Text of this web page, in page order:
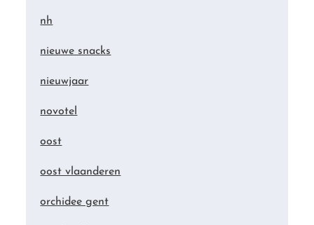
nh
nieuwe snacks
nieuwjaar
novotel
oost
oost vlaanderen
orchidee gent